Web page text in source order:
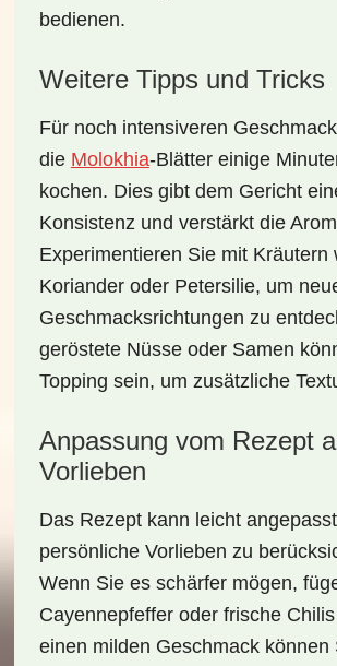
bedienen.
Weitere Tipps und Tricks
Für noch intensiveren
die Molokhia-Blätter einige
kochen. Dies gibt dem Gericht
Konsistenzund verstärkt die
Experimentieren Sie mit Kräutern
Koriander oder Petersilie, um
Geschmacksrichtungen zu
geröstete Nüsse oder Samen
Topping sein, um zusätzliche
Anpassung vom Rezept
Vorlieben
Das Rezept kann leicht
persönliche Vorlieben zu
Wenn Sie es schärfer mögen,
Cayennepfeffer oder frische
einen milden Geschmack können